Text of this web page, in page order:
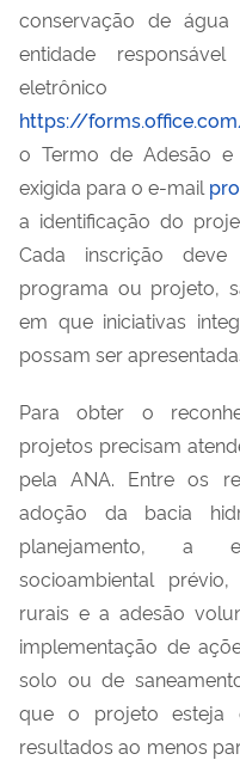
conservação de
entidade
eletrônico
https://
o Termo de Adesão e
exigida para o e-mail
a identificação do
Cada inscrição
programa ou projeto,
em que iniciativas
possam ser
Para obter o
projetos precisam
pela ANA. Entre os
adoção da bacia
planejamento, a
socioambiental
rurais e a adesão
implementação de
solo ou de
que o projeto esteja
resultados ao menos